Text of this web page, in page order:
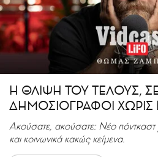
CITY GUIDE
ΑΜΠΑ
PRINT
Η ΘΛΙΨΗ ΤΟΥ ΤΕΛΟΥΣ,
ΔΗΜΟΣΙΟΓΡΑΦΟΙ
Ακούσατε, ακούσατε: Νέο πόντκαστ
και κοινωνικά κακώς κείμενα.